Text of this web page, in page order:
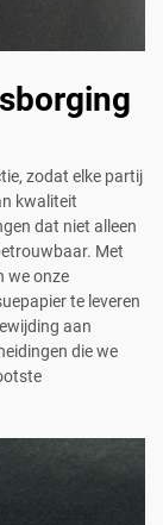
zodat elke partij
kwaliteit
dat niet alleen
Met
we onze
te leveren
aan
die we